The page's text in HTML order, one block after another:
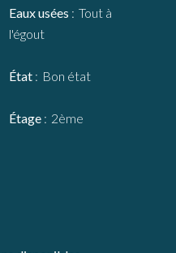
Eaux usées
Tout à
l'égout
État Bon état
Étage 2ème